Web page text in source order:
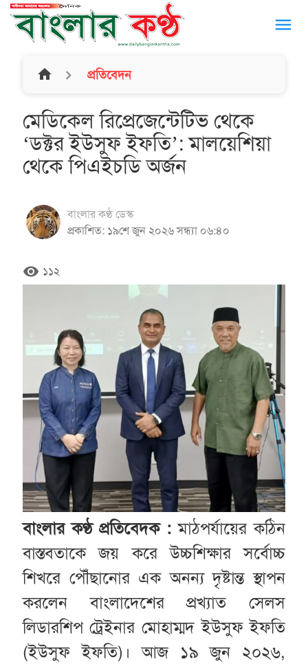
menu
home প্রতিবেদন
মেডিকেল রিপ্রেজেন্টেটিভ থেকে
‘ডক্টর ইউসুফ ইফতি’: মালয়েশিয়া
থেকে পিএইচডি অর্জন
বাংলার কণ্ঠ ডেস্ক
প্রকাশিত: ১৯শে জুন ২০২৬ সন্ধ্যা ০৬:৪০
remove_red_eye ১১২
বাংলার কণ্ঠ প্রতিবেদক :মাঠপর্যায়ের কঠিন
বাস্তবতাকে জয় করে উচ্চশিক্ষার সর্বোচ্চ
শিখরে পৌঁছানোর এক অনন্য দৃষ্টান্ত স্থাপন
করলেন বাংলাদেশের প্রখ্যাত সেলস
লিডারশিপ ট্রেইনার মোহাম্মদ ইউসুফ ইফতি
(ইউসুফ ইফতি)। আজ ১৯ জুন ২০২৬,